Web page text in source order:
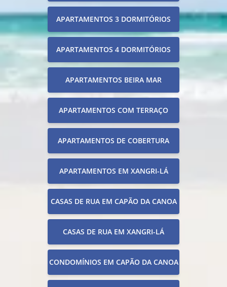
APARTAMENTOS 3 DORMITÓRIOS
APARTAMENTOS 4 DORMITÓRIOS
APARTAMENTOS BEIRA MAR
APARTAMENTOS COM TERRAÇO
APARTAMENTOS DE COBERTURA
APARTAMENTOS EM XANGRI-LÁ
CASAS DE RUA EM CAPÃO DA CANOA
CASAS DE RUA EM XANGRI-LÁ
CONDOMÍNIOS EM CAPÃO DA CANOA